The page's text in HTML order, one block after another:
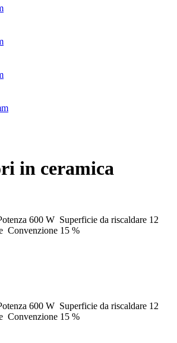
in ceramica
600 W Superficie da riscaldare 12
Convenzione 15 %
600 W Superficie da riscaldare 12
Convenzione 15 %